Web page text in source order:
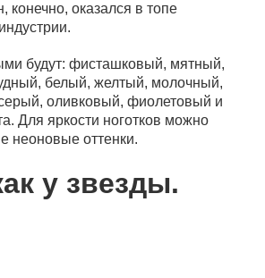
конечно, оказался в топе
будут: фисташковый, мятный,
белый, желтый, молочный,
оливковый, фиолетовый и
Для яркости ноготков можно
неоновые оттенки.
у звезды.